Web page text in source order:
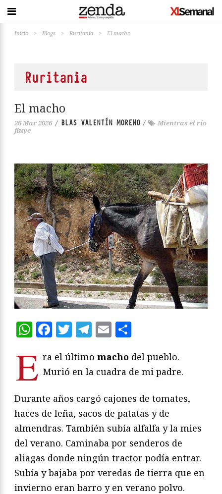
Inicio > Blogs > Ruritania > El macho
Ruritania
El macho
26 Mar 2026 / BLAS VALENTÍN MORENO /
Mientras el río
fluye
WhatsApp
Facebook
Twitter
Telegram
Email
E ra el último macho del pueblo.
Murió en la cuadra de mi padre.
Durante años cargó cajones de tomates,
haces de leña, sacos de patatas y de
almendras. También subía alfalfa y la mies
del verano. Caminaba por senderos de
aliagas donde ningún tractor podía entrar.
Subía y bajaba por veredas de tierra que en
invierno eran barro y en verano polvo.